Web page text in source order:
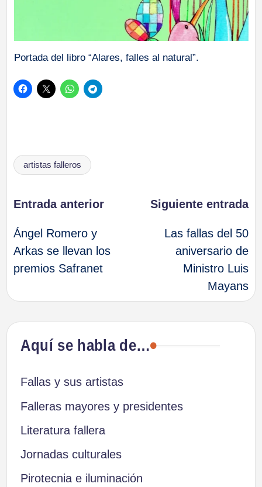
Portada del libro “Alares, falles al natural”.
Etiquetas:
artistas falleros
Navegación
de
entradas
Entrada anterior
Ángel Romero y
Arkas se llevan los
premios Safranet
Siguiente entrada
Las fallas del 50
aniversario de
Ministro Luis
Mayans
Aquí se habla de…
Fallas y sus artistas
Falleras mayores y presidentes
Literatura fallera
Jornadas culturales
Pirotecnia e iluminación